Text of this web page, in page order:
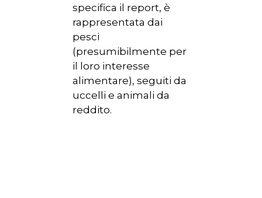
specifica il report, è
rappresentata dai
pesci
(presumibilmente per
il loro interesse
alimentare), seguiti da
uccelli e animali da
reddito.